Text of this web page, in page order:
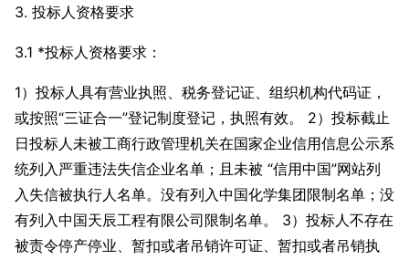
3. 投标人资格要求
3.1 *投标人资格要求：
1）投标人具有营业执照、税务登记证、组织机构代码证，
或按照“三证合一”登记制度登记，执照有效。 2）投标截止
日投标人未被工商行政管理机关在国家企业信用信息公示系
统列入严重违法失信企业名单；且未被 “信用中国”网站列
入失信被执行人名单。没有列入中国化学集团限制名单；没
有列入中国天辰工程有限公司限制名单。 3）投标人不存在
被责令停产停业、暂扣或者吊销许可证、暂扣或者吊销执